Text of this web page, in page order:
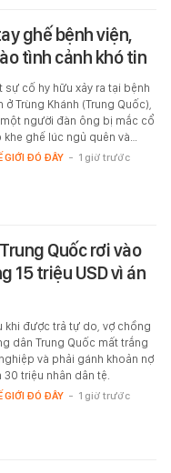
ghế bệnh viện,
tình cảnh khó tin
sự cố hy hữu xảy ra tại bệnh
ở Trùng Khánh (Trung Quốc),
người đàn ông bị mắc cổ
khe ghế lúc ngủ quên và…
GIỚI ĐÓ ĐÂY - 1 giờ trước
Quốc rơi vào
15 triệu USD vì án
khi được trả tự do, vợ chồng
dân Trung Quốc mất trắng
và phải gánh khoản nợ
30 triệu nhân dân tệ.
GIỚI ĐÓ ĐÂY - 1 giờ trước